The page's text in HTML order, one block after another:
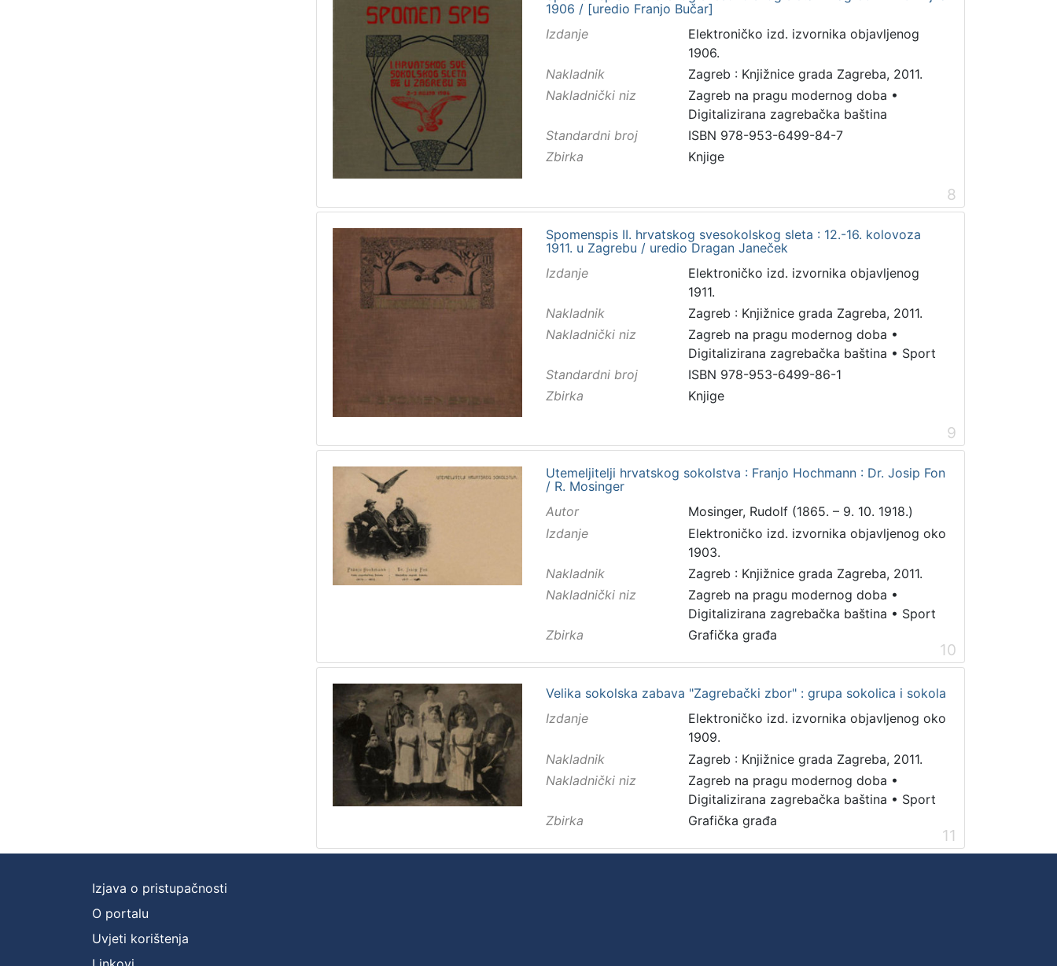
1906 / [uredio Franjo Bučar]
Izdanje
Elektroničko izd. izvornika objavljenog
1906.
Nakladnik
Zagreb : Knjižnice grada Zagreba, 2011.
Nakladnički niz
Zagreb na pragu modernog doba •
Digitalizirana zagrebačka baština
Standardni broj
ISBN 978-953-6499-84-7
Zbirka
Knjige
8
Spomenspis II. hrvatskog svesokolskog sleta : 12.-16. kolovoza
1911. u Zagrebu / uredio Dragan Janeček
Izdanje
Elektroničko izd. izvornika objavljenog
1911.
Nakladnik
Zagreb : Knjižnice grada Zagreba, 2011.
Nakladnički niz
Zagreb na pragu modernog doba •
Digitalizirana zagrebačka baština • Sport
Standardni broj
ISBN 978-953-6499-86-1
Zbirka
Knjige
9
Utemeljitelji hrvatskog sokolstva : Franjo Hochmann : Dr. Josip Fon
/ R. Mosinger
Autor
Mosinger, Rudolf (1865. – 9. 10. 1918.)
Izdanje
Elektroničko izd. izvornika objavljenog oko
1903.
Nakladnik
Zagreb : Knjižnice grada Zagreba, 2011.
Nakladnički niz
Zagreb na pragu modernog doba •
Digitalizirana zagrebačka baština • Sport
Zbirka
Grafička građa
10
Velika sokolska zabava "Zagrebački zbor" : grupa sokolica i sokola
Izdanje
Elektroničko izd. izvornika objavljenog oko
1909.
Nakladnik
Zagreb : Knjižnice grada Zagreba, 2011.
Nakladnički niz
Zagreb na pragu modernog doba •
Digitalizirana zagrebačka baština • Sport
Zbirka
Grafička građa
11
Izjava o pristupačnosti
O portalu
Uvjeti korištenja